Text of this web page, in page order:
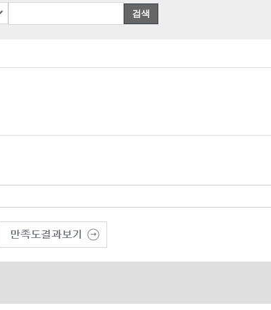
검색